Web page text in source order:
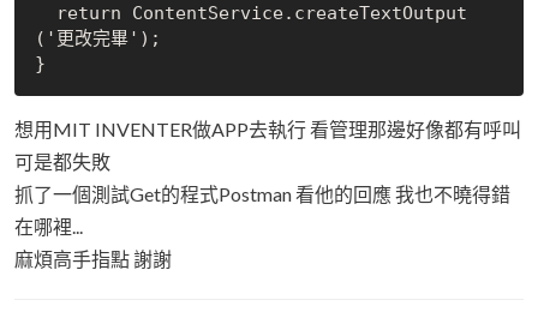
  return
ContentService. createTextOutput
('更改完畢') ;
想用MIT INVENTER做APP去執行 看管理那邊好像都有呼叫
可是都失敗
抓了一個測試Get的程式Postman 看他的回應 我也不曉得錯
在哪裡...
麻煩高手指點 謝謝